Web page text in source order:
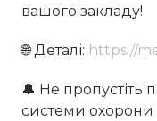
вашого закладу!
🌐 Деталі: https://
🔔 Не пропустіть
системи охорони